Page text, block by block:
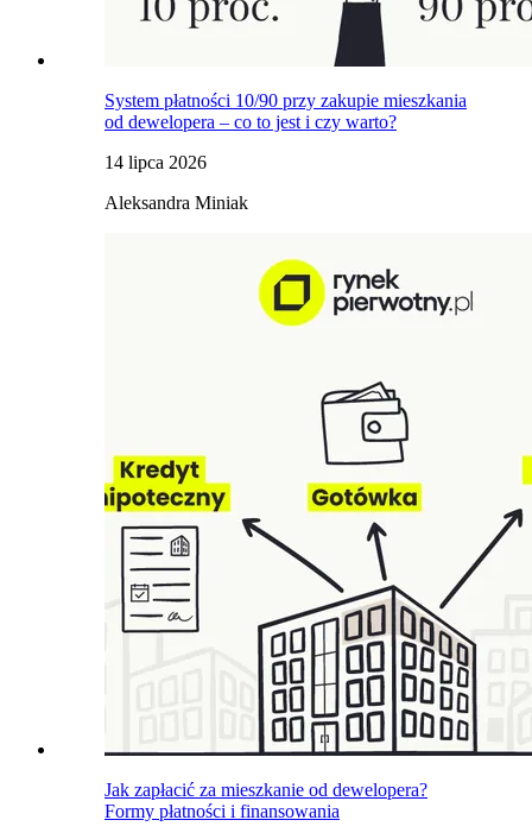
System płatności 10/90 przy zakupie mieszkania
od dewelopera – co to jest i czy warto?
14 lipca 2026
Aleksandra Miniak
Jak zapłacić za mieszkanie od dewelopera?
Formy płatności i finansowania